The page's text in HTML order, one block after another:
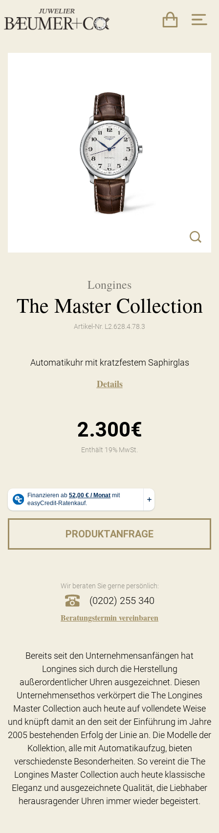
Longines
The Master Collection
Artikel-Nr. L2.628.4.78.3
Automatikuhr mit kratzfestem Saphirglas
Details
2.300€
Enthält 19% MwSt.
PRODUKTANFRAGE
Wir beraten Sie gerne persönlich:
(0202) 255 340
Beratungstermin vereinbaren
Bereits seit den Unternehmensanfängen hat
Longines sich durch die Herstellung
außerordentlicher Uhren ausgezeichnet. Diesen
Unternehmensethos verkörpert die The Longines
Master Collection auch heute auf vollendete Weise
und knüpft damit an den seit der Einführung im Jahre
2005 bestehenden Erfolg der Linie an. Die Modelle der
Kollektion, alle mit Automatikaufzug, bieten
verschiedenste Besonderheiten. So vereint die The
Longines Master Collection auch heute klassische
Eleganz und ausgezeichnete Qualität, die Liebhaber
herausragender Uhren immer wieder begeistert.